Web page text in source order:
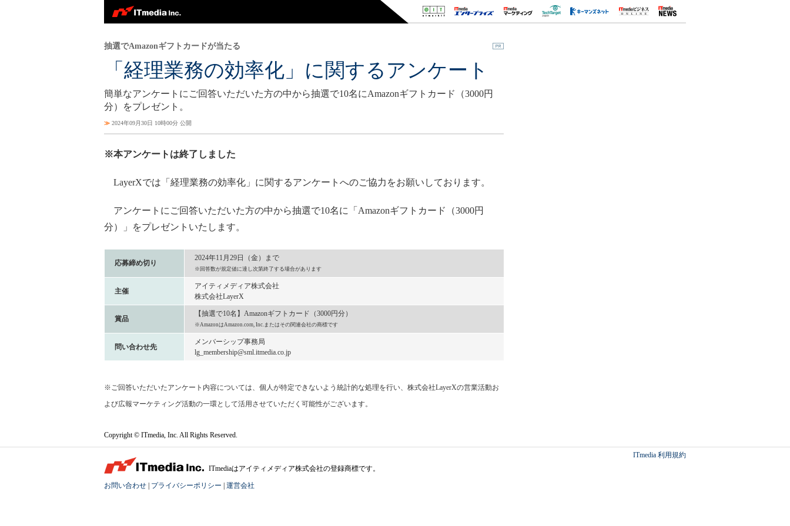
「経理業務の効率化」に関するアンケート
抽選でAmazonギフトカードが当たる
簡単なアンケートにご回答いただいた方の中から抽選で10名にAmazonギフトカード（3000円
分）をプレゼント。
≫ 2024年09月30日 10時00分 公開
※本アンケートは終了しました
LayerXでは「経理業務の効率化」に関するアンケートへのご協力をお願いしております。
アンケートにご回答いただいた方の中から抽選で10名に「Amazonギフトカード（3000円
分）」をプレゼントいたします。
応募締め切り
2024年11月29日（金）まで
※回答数が規定値に達し次第終了する場合があります
主催
アイティメディア株式会社
株式会社LayerX
賞品
【抽選で10名】Amazonギフトカード（3000円分）
※AmazonはAmazon.com, Inc.またはその関連会社の商標です
問い合わせ先
メンバーシップ事務局
lg_membership@sml.itmedia.co.jp
※ご回答いただいたアンケート内容については、個人が特定できないよう統計的な処理を行い、株式会社LayerXの営業活動お
よび広報マーケティング活動の一環として活用させていただく可能性がございます。
Copyright © ITmedia, Inc. All Rights Reserved.
ITmedia 利用規約
ITmediaはアイティメディア株式会社の登録商標です。
お問い合わせ プライバシーポリシー 運営会社